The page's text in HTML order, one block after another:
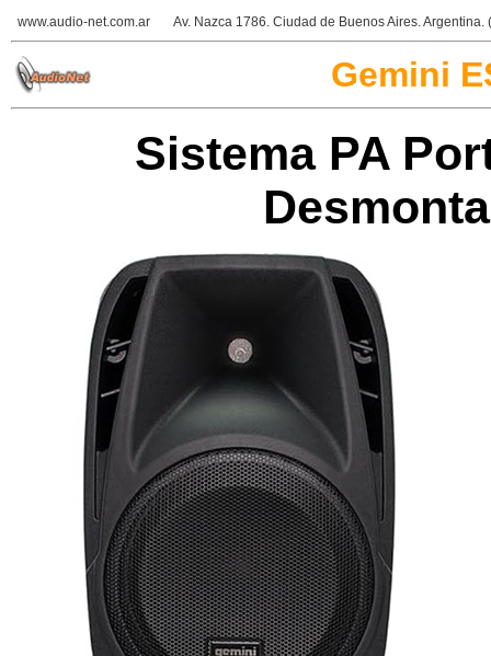
www.audio-net.com.ar Av. Nazca 1786. Ciudad de Buenos Aires. Argentina.
Gemini
Sistema PA